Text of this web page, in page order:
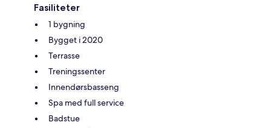
Fasiliteter
1 bygning
Bygget i 2020
Terrasse
Treningssenter
Innendørsbasseng
Spa med full service
Badstue